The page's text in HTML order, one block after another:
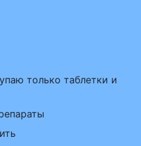
только таблетки и